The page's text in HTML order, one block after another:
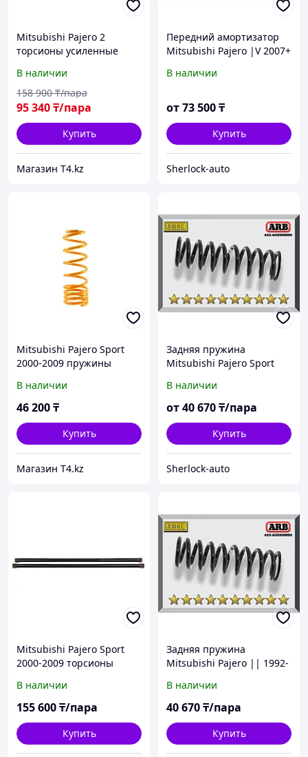
Mitsubishi Pajero 2
торсионы усиленные
В наличии
95 340₸/пара
158 900 ₸/пара
Купить
Магазин T4.kz
Передний амортизатор
Mitsubishi Pajero |V 2007+
В наличии
от73 500₸
Купить
Sherlock-auto
Mitsubishi Pajero Sport
2000-2009 пружины
4X4
В наличии
46 200₸
Купить
Магазин T4.kz
Задняя пружина
Mitsubishi Pajero Sport
В наличии
от40 670₸/пара
Купить
Sherlock-auto
Mitsubishi Pajero Sport
2000-2009 торсионы
В наличии
155 600₸/пара
Купить
Задняя пружина
Mitsubishi Pajero || 1992-
В наличии
40 670₸/пара
Купить